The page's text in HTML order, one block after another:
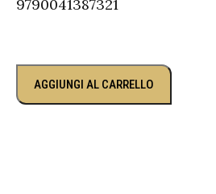
9790041387321
AGGIUNGI AL CARRELLO